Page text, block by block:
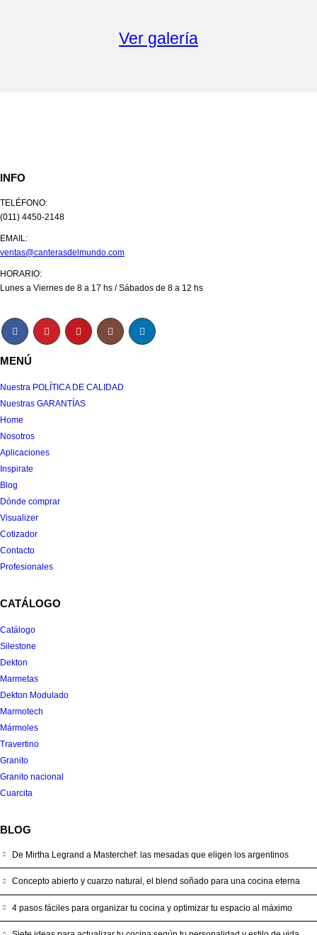
Ver galería
INFO
TELÉFONO:
(011) 4450-2148
EMAIL:
ventas@canterasdelmundo.com
HORARIO:
Lunes a Viernes de 8 a 17 hs / Sábados de 8 a 12 hs
MENÚ
Nuestra POLÍTICA DE CALIDAD
Nuestras GARANTÍAS
Home
Nosotros
Aplicaciones
Inspirate
Blog
Dónde comprar
Visualizer
Cotizador
Contacto
Profesionales
CATÁLOGO
Catálogo
Silestone
Dekton
Marmetas
Dekton Modulado
Marmotech
Mármoles
Travertino
Granito
Granito nacional
Cuarcita
BLOG
De Mirtha Legrand a Masterchef: las mesadas que eligen los argentinos
Concepto abierto y cuarzo natural, el blend soñado para una cocina eterna
4 pasos fáciles para organizar tu cocina y optimizar tu espacio al máximo